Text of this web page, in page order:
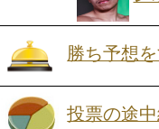
前日本ライト
の大舞台に挑
た勢いそのま